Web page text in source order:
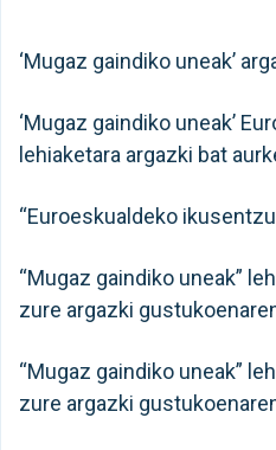
‘Mugaz gaindiko uneak’
‘Mugaz gaindiko uneak’
lehiaketara argazki bat
“Euroeskualdeko
“Mugaz gaindiko uneak”
zure argazki
“Mugaz gaindiko uneak”
zure argazki